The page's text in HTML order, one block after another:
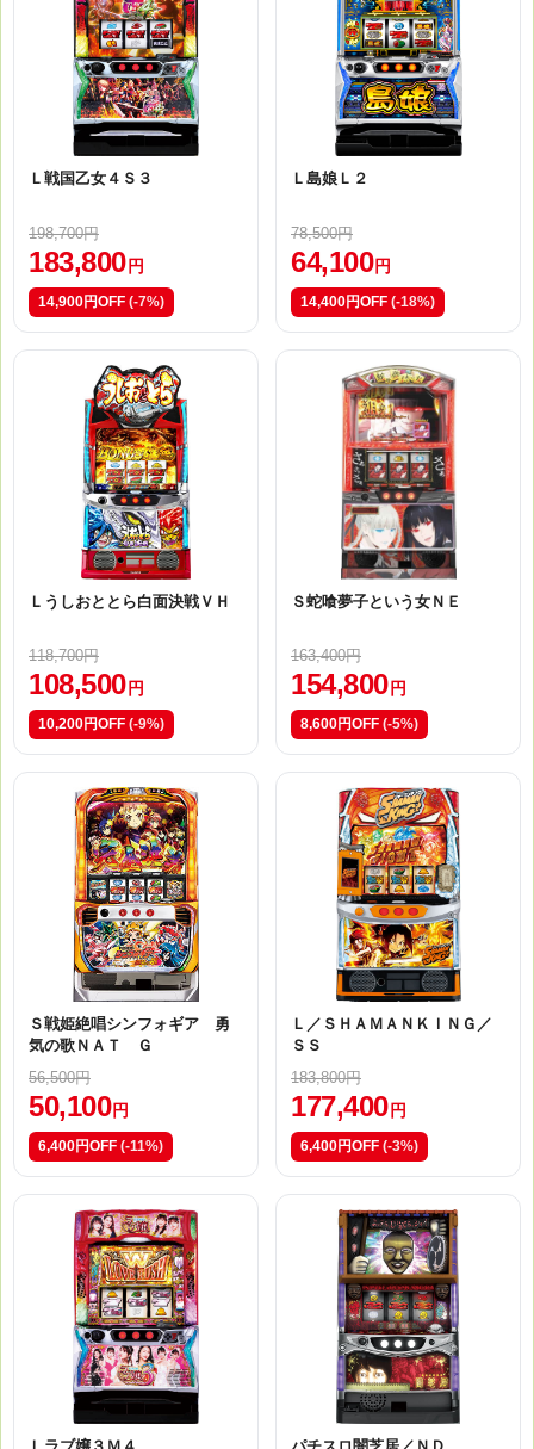
Ｌ戦国乙女４Ｓ３
198,700円
183,800 円
14,900円OFF (-7%)
Ｌ島娘Ｌ２
78,500円
64,100 円
14,400円OFF (-18%)
Ｌうしおととら白面決戦ＶＨ
118,700円
108,500 円
10,200円OFF (-9%)
Ｓ蛇喰夢子という女ＮＥ
163,400円
154,800 円
8,600円OFF (-5%)
Ｓ戦姫絶唱シンフォギア 勇
気の歌ＮＡＴ Ｇ
56,500円
50,100 円
6,400円OFF (-11%)
Ｌ／ＳＨＡＭＡＮＫＩＮＧ／
ＳＳ
183,800円
177,400 円
6,400円OFF (-3%)